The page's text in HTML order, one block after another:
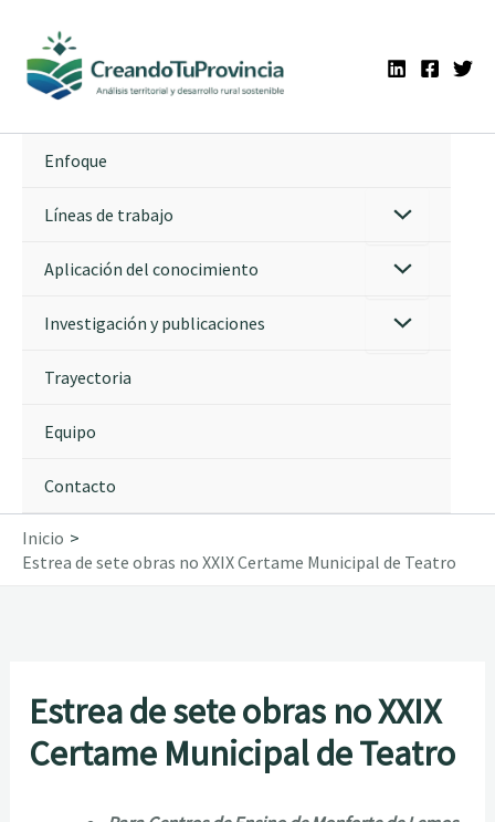
contenido
Enfoque
Líneas de trabajo
Aplicación del conocimiento
Investigación y publicaciones
Trayectoria
Equipo
Contacto
Inicio
Estrea de sete obras no XXIX Certame Municipal de Teatro
Estrea de sete obras no XXIX
Certame Municipal de Teatro